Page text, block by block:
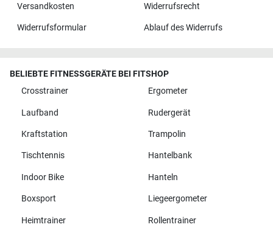
Versandkosten Widerrufsrecht
Widerrufsformular Ablauf des Widerrufs
BELIEBTE FITNESSGERÄTE BEI FITSHOP
Crosstrainer
Ergometer
Laufband Rudergerät
Kraftstation Trampolin
Tischtennis Hantelbank
Indoor Bike Hanteln
Boxsport Liegeergometer
Heimtrainer Rollentrainer